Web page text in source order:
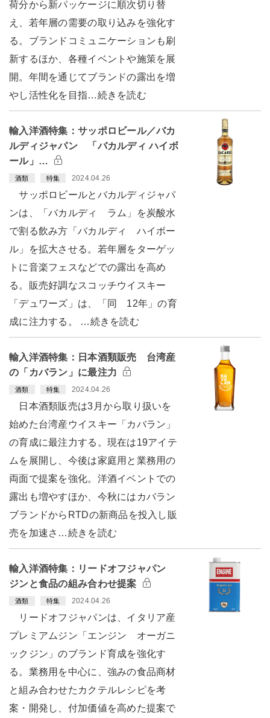
荷分から新パッケージに順次切り替
え、若年層の需要の取り込みを強化す
る。ブランドコミュニケーションも刷
新するほか、各種イベントや施策を展
開。年間を通じてブランドの露出を増
やし活性化を目指…続きを読む
輸入洋酒特集：サッポロビール／バカ
ルディジャパン 「バカルディ ハイボ
ール」…
酒類 特集 2024.04.26
サッポロビールとバカルディジャパ
ンは、「バカルディ ラム」を炭酸水
で割る飲み方「バカルディ ハイボー
ル」を拡大させる。若年層をターゲッ
トに音楽フェスなどでの露出を高め
る。販売好調なスコッチウイスキー
「デュワーズ」は、「同 12年」の育
成に注力する。 …続きを読む
輸入洋酒特集：日本酒類販売 台湾産
の「カバラン」に最注力
酒類 特集 2024.04.26
日本酒類販売は3月から取り扱いを
始めた台湾産ウイスキー「カバラン」
の育成に最注力する。現在は19アイテ
ムを展開し、今後は家庭用と業務用の
両面で提案を強化。洋酒イベントでの
露出も増やすほか、今秋にはカバラン
ブランドからRTDの新商品を投入し販
売を加速さ…続きを読む
輸入洋酒特集：リードオフジャパン
ジンと食品の組み合わせ提案
酒類 特集 2024.04.26
リードオフジャパンは、イタリア産
プレミアムジン「エンジン オーガニ
ックジン」のブランド育成を強化す
る。業務用を中心に、強みの食品商材
と組み合わせたカクテルレシピを考
案・開発し、付加価値を高めた提案で